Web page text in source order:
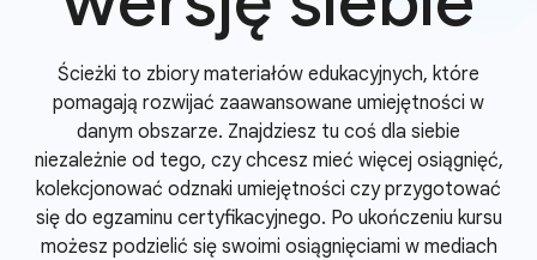
Ścieżki to zbiory materiałów edukacyjnych, które
pomagają rozwijać zaawansowane umiejętności w
danym obszarze. Znajdziesz tu coś dla siebie
niezależnie od tego, czy chcesz mieć więcej osiągnięć,
kolekcjonować odznaki umiejętności czy przygotować
się do egzaminu certyfikacyjnego. Po ukończeniu kursu
możesz podzielić się swoimi osiągnięciami w mediach